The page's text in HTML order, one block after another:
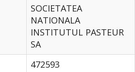
SOCIETATEA
NATIONALA
INSTITUTUL PASTEUR
SA
472593